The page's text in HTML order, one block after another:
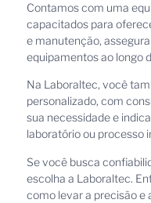
Contamos com uma
capacitados para
e manutenção,
equipamentos ao longo
Na Laboraltec, você
personalizado, com
sua necessidade e
laboratório ou processo
Se você busca
escolha a Laboraltec.
como levar a precisão e